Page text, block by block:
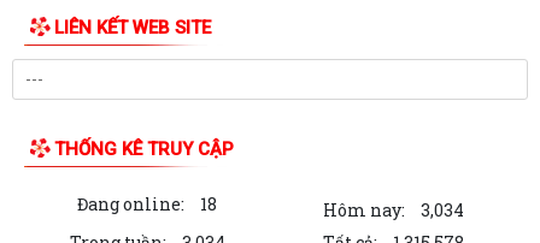
Văn hóa, Thể thao và Du lịch về việc...
Công văn 747/TTLĐNN-TCLĐ ngày 24/7/2026 của Bộ Nội vụ về việc
phối hợp triển khai kế hoạch tuyển...
KẾ HOẠCH SỐ 194/KH-UBND ngày 28/7/2026 của UBND phường về